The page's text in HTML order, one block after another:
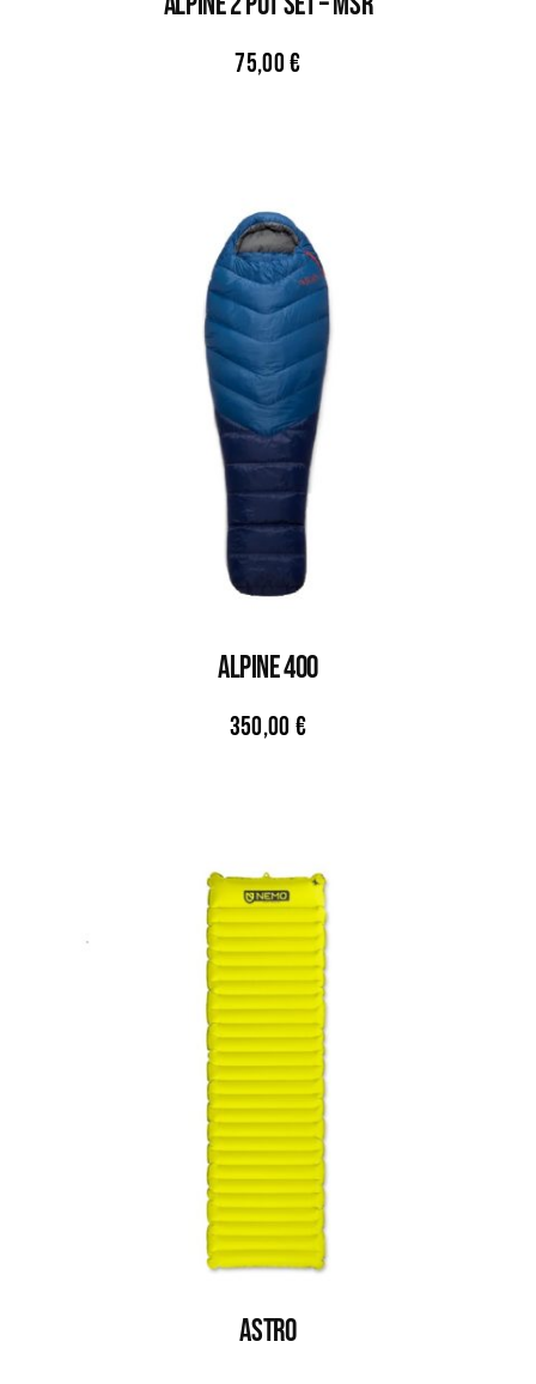
75,00€
Alpine 400
350,00 €
ASTRO